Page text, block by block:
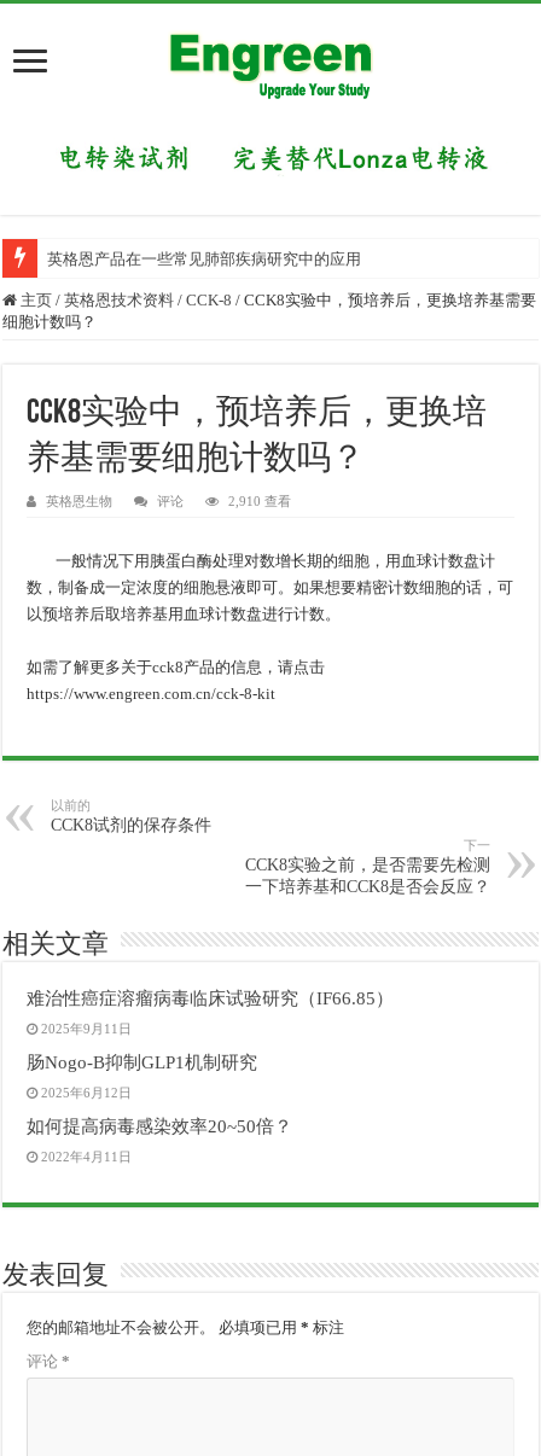
英格恩产品在一些常见肺部疾病研究中的应用
主页 / 英格恩技术资料 / CCK-8 / CCK8实验中，预培养后，更换培养基需要
细胞计数吗？
CCK8实验中，预培养后，更换培
养基需要细胞计数吗？
英格恩生物 评论 2,910 查看
一般情况下用胰蛋白酶处理对数增长期的细胞，用血球计数盘计
数，制备成一定浓度的细胞悬液即可。如果想要精密计数细胞的话，可
以预培养后取培养基用血球计数盘进行计数。
如需了解更多关于cck8产品的信息，请点击
https://www.engreen.com.cn/cck-8-kit
以前的
CCK8试剂的保存条件
下一
CCK8实验之前，是否需要先检测
一下培养基和CCK8是否会反应？
相关文章
难治性癌症溶瘤病毒临床试验研究（IF66.85）
2025年9月11日
肠Nogo-B抑制GLP1机制研究
2025年6月12日
如何提高病毒感染效率20~50倍？
2022年4月11日
发表回复
您的邮箱地址不会被公开。 必填项已用* 标注
评论*